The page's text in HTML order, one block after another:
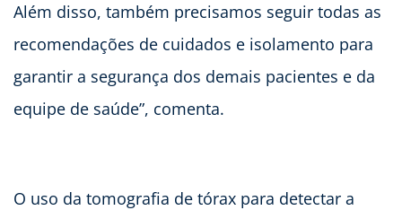
Além disso, também precisamos seguir todas as
recomendações de cuidados e isolamento para
garantir a segurança dos demais pacientes e da
equipe de saúde”, comenta.
O uso da tomografia de tórax para detectar a